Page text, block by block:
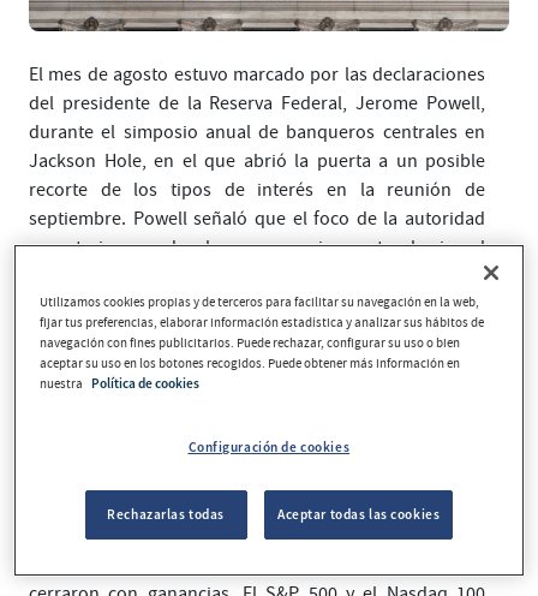
El mes de agosto estuvo marcado por las declaraciones
del presidente de la Reserva Federal, Jerome Powell,
durante el simposio anual de banqueros centrales en
Jackson Hole, en el que abrió la puerta a un posible
recorte de los tipos de interés en la reunión de
septiembre. Powell señaló que el foco de la autoridad
monetaria se desplaza progresivamente hacia el
mercado laboral y deja en segundo plano la inflación.
Las perspectivas de un giro acomodaticio de la política
monetaria en EE. UU. impulsaron la renta variable
estadounidense y contagiaron positivamente a otras
plazas internacionales. La segunda mitad de la
balance globalmente positivo, reforzó también el
correcciones intramensuales motivadas por dudas
sobre la continuidad delrallytecnológico y las señales
Utilizamos cookies propias y de terceros para facilitar su navegación en la web,
fijar tus preferencias, elaborar información estadística y analizar sus hábitos de
navegación con fines publicitarios. Puede rechazar, configurar su uso o bien
aceptar su uso en los botones recogidos. Puede obtener más información en
nuestra
Política de cookies
Configuración de cookies
Rechazarlas todas Aceptar todas las cookies